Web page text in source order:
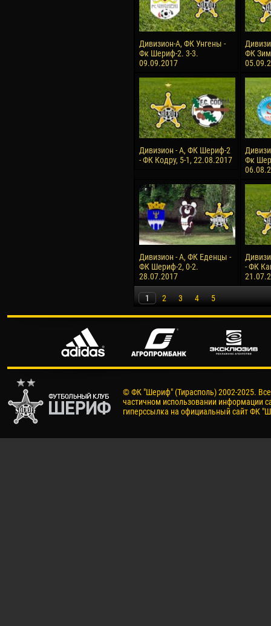
Дивизион-А, ФК Унгены -
Фк Шериф-2. 3-3.
09.09.2017
ФК
Дивизион - А, ФК Шериф-2
- ФК Кодру, 5-1, 22.08.2017
Фк
Дивизион - А, ФК Еденцы -
ФК Шериф-2, 0-2.
28.07.2017
- ФК
1 2 3 4 5
© ФК "Шериф" (Тирасполь) 2002-2025.
частичном использовании информации
гиперссылка на официальный сайт ФК